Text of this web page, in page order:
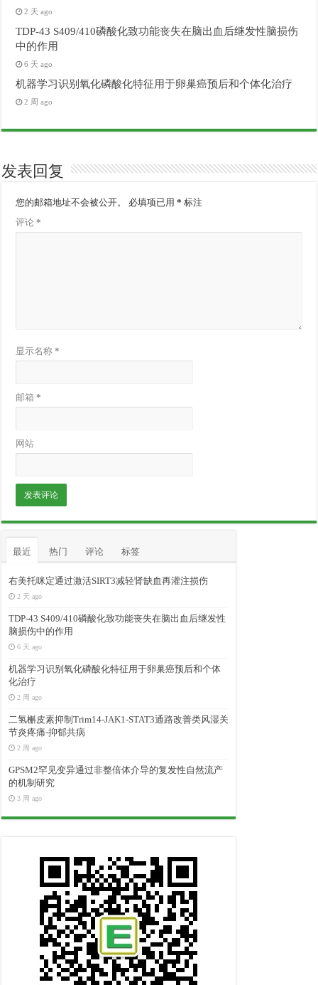
2 天 ago
TDP-43 S409/410磷酸化致功能丧失在脑出血后继发性脑损伤
中的作用
6 天 ago
机器学习识别氧化磷酸化特征用于卵巢癌预后和个体化治疗
2 周 ago
发表回复
您的邮箱地址不会被公开。 必填项已用* 标注
评论*
显示名称*
邮箱*
网站
最近 热门 评论 标签
右美托咪定通过激活SIRT3减轻肾缺血再灌注损伤
2 天 ago
TDP-43 S409/410磷酸化致功能丧失在脑出血后继发性
脑损伤中的作用
6 天 ago
机器学习识别氧化磷酸化特征用于卵巢癌预后和个体
化治疗
2 周 ago
二氢槲皮素抑制Trim14-JAK1-STAT3通路改善类风湿关
节炎疼痛-抑郁共病
2 周 ago
GPSM2罕见变异通过非整倍体介导的复发性自然流产
的机制研究
3 周 ago